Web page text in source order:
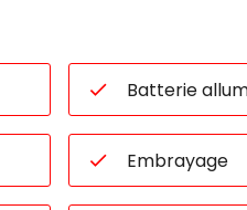
Batterie
Embrayage